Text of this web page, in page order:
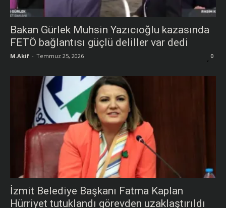
Bakan Gürlek Muhsin Yazıcıoğlu kazasında
FETÖ bağlantısı güçlü deliller var dedi
M.Akif - Temmuz 25, 2026 0
İzmit Belediye Başkanı Fatma Kaplan
Hürriyet tutuklandı görevden uzaklaştırıldı